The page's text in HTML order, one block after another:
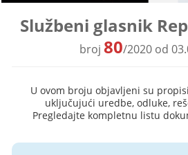
Službeni glasnik
broj80/2020 od
U ovom broju objavljeni su
uključujući uredbe, odluke,
Pregledajte kompletnu listu